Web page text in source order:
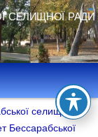
селищної ради
селищної
Бессарабської